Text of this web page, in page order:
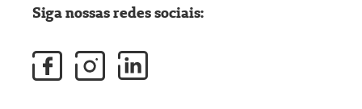
Siga nossas redes sociais: